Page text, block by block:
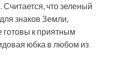
что зеленый
знаков Земли,
готовы к приятным
юбка в любом из